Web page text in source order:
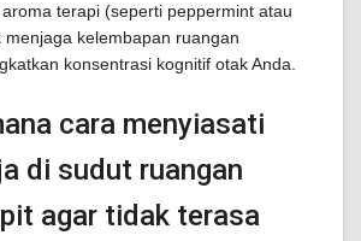
terapi (seperti peppermint atau
menjaga kelembapan ruangan
konsentrasi kognitif otak Anda.
cara menyiasati
di sudut ruangan
agar tidak terasa